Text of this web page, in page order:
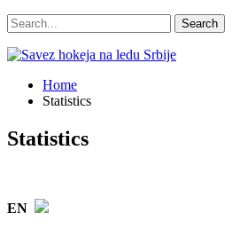
Home
Statistics
Statistics
EN